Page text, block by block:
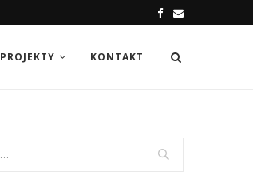
PROJEKTY KONTAKT